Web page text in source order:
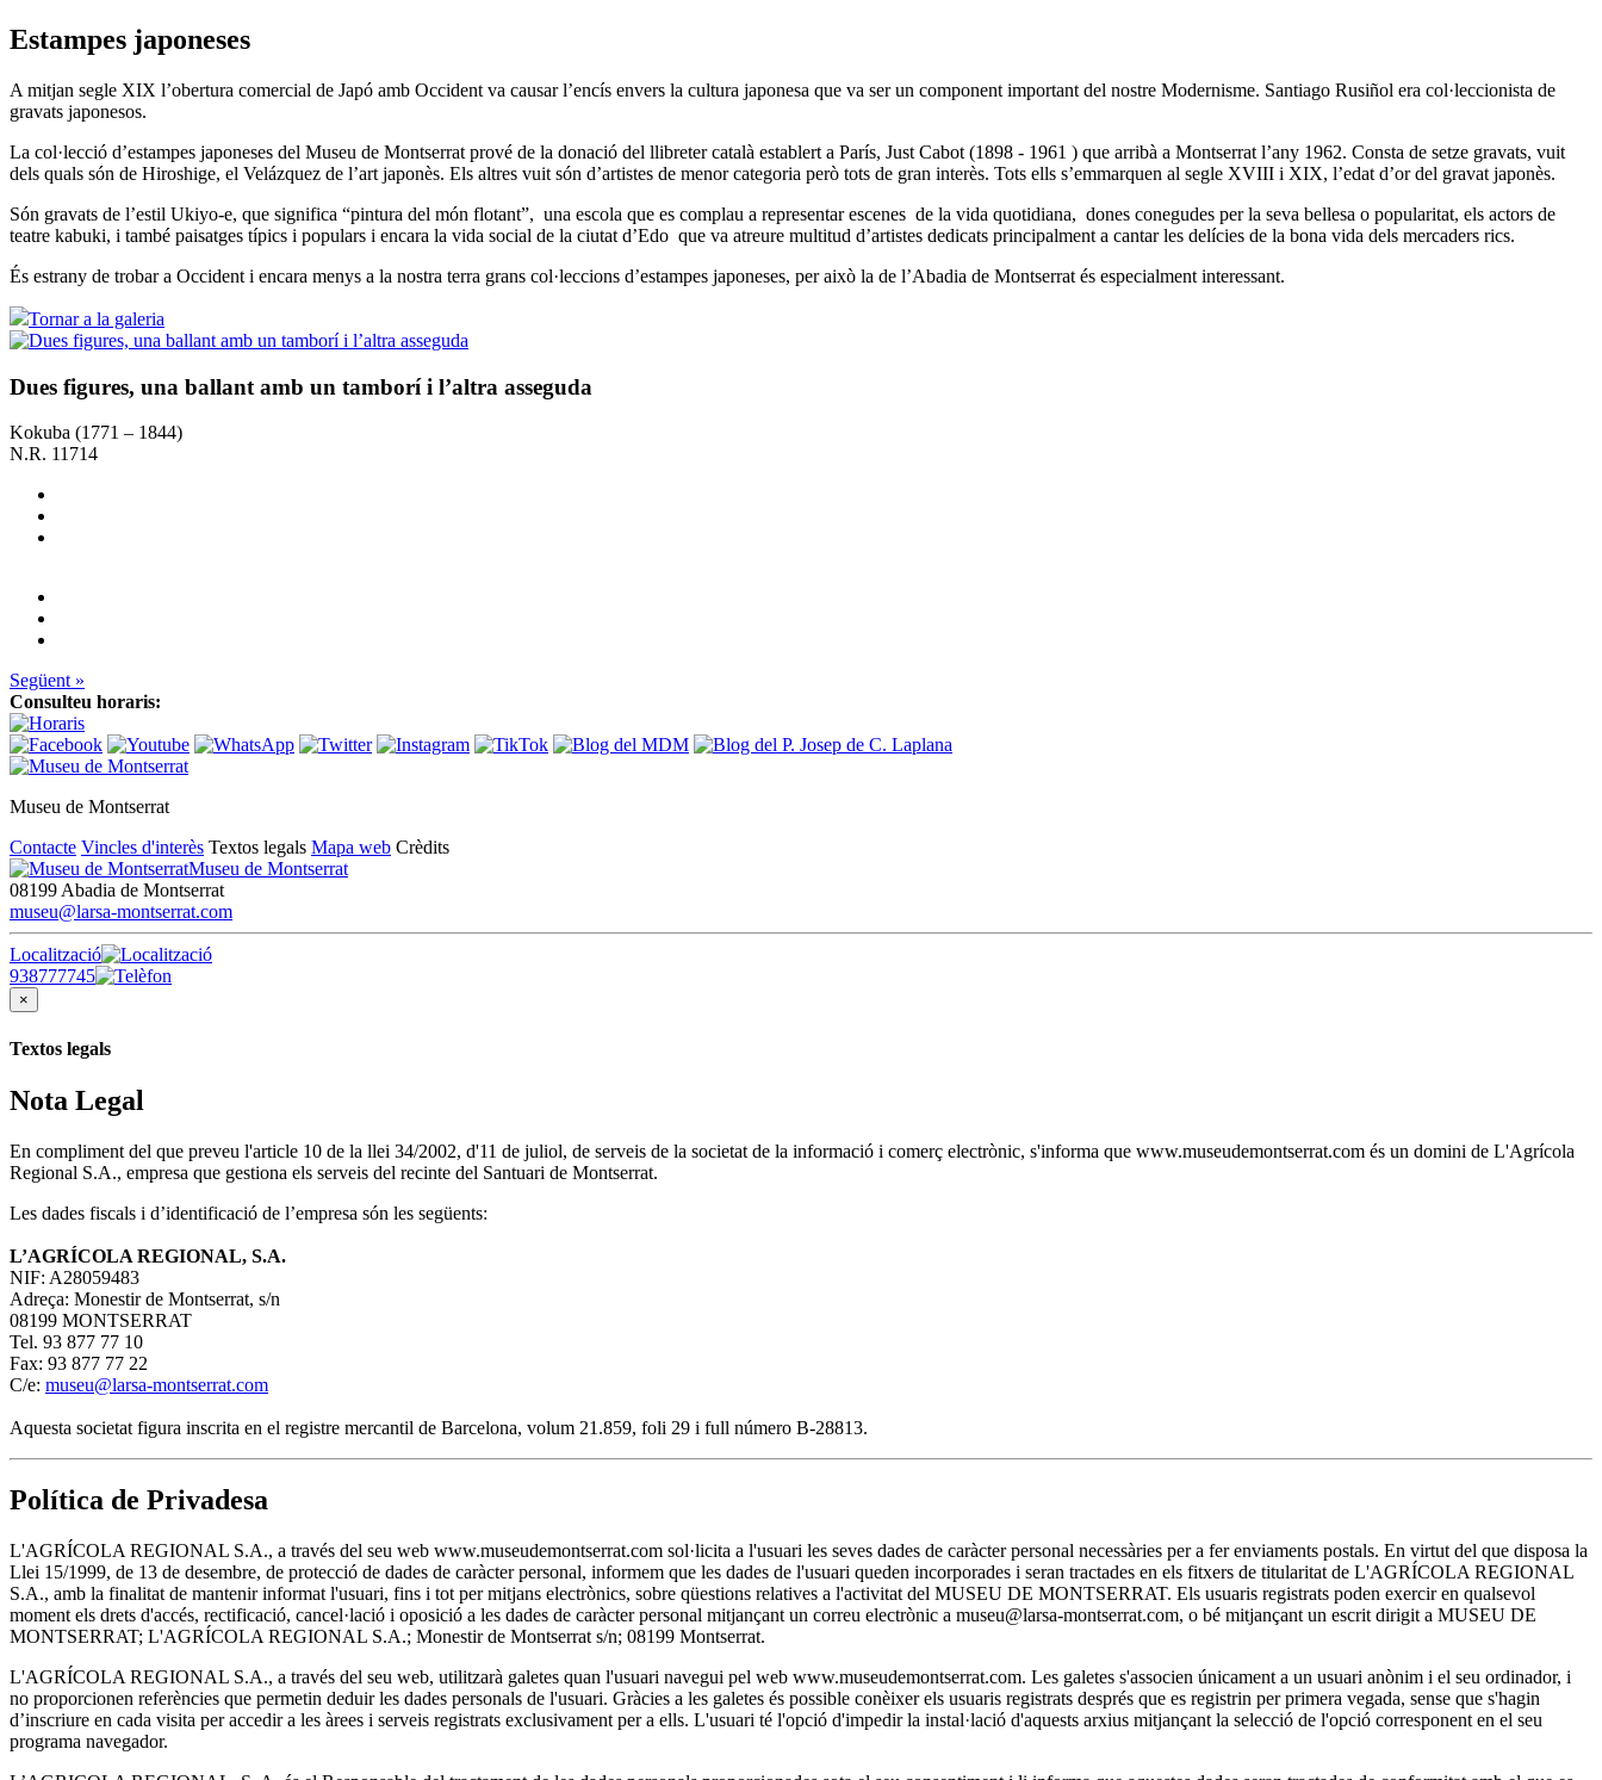
Estampes japoneses
A mitjan segle XIX l’obertura comercial de Japó amb Occident va causar l’encís envers la cultura japonesa que va ser un component important del nostre Modernisme. Santiago Rusiñol era col·leccionista de
gravats japonesos.
La col·lecció d’estampes japoneses del Museu de Montserrat prové de la donació del llibreter català establert a París, Just Cabot (1898 - 1961 ) que arribà a Montserrat l’any 1962. Consta de setze gravats, vuit
dels quals són de Hiroshige, el Velázquez de l’art japonès. Els altres vuit són d’artistes de menor categoria però tots de gran interès. Tots ells s’emmarquen al segle XVIII i XIX, l’edat d’or del gravat japonès.
Són gravats de l’estil Ukiyo-e, que significa “pintura del món flotant”, una escola que es complau a representar escenes de la vida quotidiana, dones conegudes per la seva bellesa o popularitat, els actors de
teatre kabuki, i també paisatges típics i populars i encara la vida social de la ciutat d’Edo que va atreure multitud d’artistes dedicats principalment a cantar les delícies de la bona vida dels mercaders rics.
És estrany de trobar a Occident i encara menys a la nostra terra grans col·leccions d’estampes japoneses, per això la de l’Abadia de Montserrat és especialment interessant.
Tornar a la galeria
Dues figures, una ballant amb un tamborí i l’altra asseguda
Kokuba (1771 – 1844)
N.R. 11714
Següent »
Consulteu horaris:
Museu de Montserrat
Contacte Vincles d'interès Textos legals Mapa web Crèdits
Museu de Montserrat
08199 Abadia de Montserrat
museu@larsa-montserrat.com
Localització
938777745
×
Textos legals
Nota Legal
En compliment del que preveu l'article 10 de la llei 34/2002, d'11 de juliol, de serveis de la societat de la informació i comerç electrònic, s'informa que www.museudemontserrat.com és un domini de L'Agrícola
Regional S.A., empresa que gestiona els serveis del recinte del Santuari de Montserrat.
Les dades fiscals i d’identificació de l’empresa són les següents:
L’AGRÍCOLA REGIONAL, S.A.
NIF: A28059483
Adreça: Monestir de Montserrat, s/n
08199 MONTSERRAT
Tel. 93 877 77 10
Fax: 93 877 77 22
C/e: museu@larsa-montserrat.com
Aquesta societat figura inscrita en el registre mercantil de Barcelona, volum 21.859, foli 29 i full número B-28813.
Política de Privadesa
L'AGRÍCOLA REGIONAL S.A., a través del seu web www.museudemontserrat.com sol·licita a l'usuari les seves dades de caràcter personal necessàries per a fer enviaments postals. En virtut del que disposa la
Llei 15/1999, de 13 de desembre, de protecció de dades de caràcter personal, informem que les dades de l'usuari queden incorporades i seran tractades en els fitxers de titularitat de L'AGRÍCOLA REGIONAL
S.A., amb la finalitat de mantenir informat l'usuari, fins i tot per mitjans electrònics, sobre qüestions relatives a l'activitat del MUSEU DE MONTSERRAT. Els usuaris registrats poden exercir en qualsevol
moment els drets d'accés, rectificació, cancel·lació i oposició a les dades de caràcter personal mitjançant un correu electrònic a museu@larsa-montserrat.com, o bé mitjançant un escrit dirigit a MUSEU DE
MONTSERRAT; L'AGRÍCOLA REGIONAL S.A.; Monestir de Montserrat s/n; 08199 Montserrat.
L'AGRÍCOLA REGIONAL S.A., a través del seu web, utilitzarà galetes quan l'usuari navegui pel web www.museudemontserrat.com. Les galetes s'associen únicament a un usuari anònim i el seu ordinador, i
no proporcionen referències que permetin deduir les dades personals de l'usuari. Gràcies a les galetes és possible conèixer els usuaris registrats després que es registrin per primera vegada, sense que s'hagin
d’inscriure en cada visita per accedir a les àrees i serveis registrats exclusivament per a ells. L'usuari té l'opció d'impedir la instal·lació d'aquests arxius mitjançant la selecció de l'opció corresponent en el seu
programa navegador.